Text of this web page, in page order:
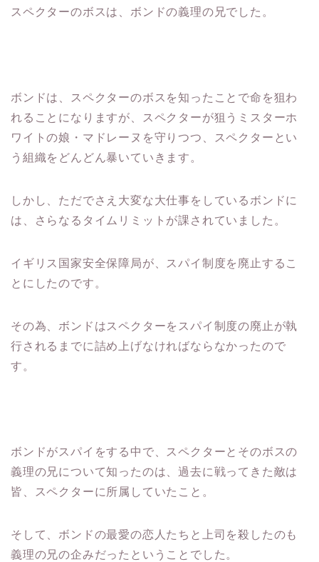
スペクターのボスは、ボンドの義理の兄でした。
ボンドは、スペクターのボスを知ったことで命を狙わ
れることになりますが、スペクターが狙うミスターホ
ワイトの娘・マドレーヌを守りつつ、スペクターとい
う組織をどんどん暴いていきます。
しかし、ただでさえ大変な大仕事をしているボンドに
は、さらなるタイムリミットが課されていました。
イギリス国家安全保障局が、スパイ制度を廃止するこ
とにしたのです。
その為、ボンドはスペクターをスパイ制度の廃止が執
行されるまでに詰め上げなければならなかったので
す。
ボンドがスパイをする中で、スペクターとそのボスの
義理の兄について知ったのは、過去に戦ってきた敵は
皆、スペクターに所属していたこと。
そして、ボンドの最愛の恋人たちと上司を殺したのも
義理の兄の企みだったということでした。